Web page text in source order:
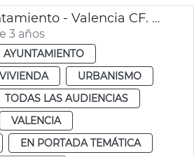
Acuerdo Ayuntamiento - Valencia CF. Polideportivo Benicalap
3 años
AYUNTAMIENTO
URBANISMO
TODAS LAS AUDIENCIAS
VALENCIA
EN PORTADA TEMÁTICA